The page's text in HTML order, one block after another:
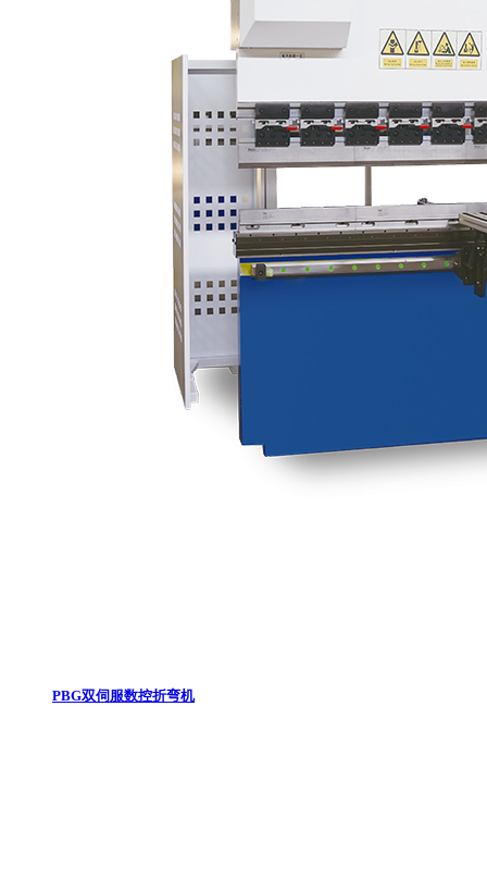
PBG双伺服数控折弯机